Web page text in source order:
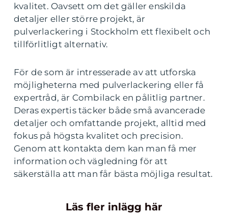
kvalitet. Oavsett om det gäller enskilda
detaljer eller större projekt, är
pulverlackering i Stockholm ett flexibelt och
tillförlitligt alternativ.
För de som är intresserade av att utforska
möjligheterna med pulverlackering eller få
expertråd, är Combilack en pålitlig partner.
Deras expertis täcker både små avancerade
detaljer och omfattande projekt, alltid med
fokus på högsta kvalitet och precision.
Genom att kontakta dem kan man få mer
information och vägledning för att
säkerställa att man får bästa möjliga resultat.
Läs fler inlägg här